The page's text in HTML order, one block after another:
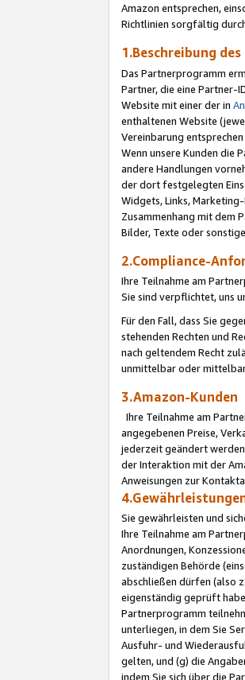
Amazon entsprechen,
Richtlinien sorgfältig
1.Beschreibung
Das Partnerprogramm
Partner, die eine Partner-
Website mit einer der in
enthaltenen Website
Vereinbarung
Wenn unsere Kunden die
andere Handlungen
der dort festgelegten
Widgets, Links,
Zusammenhang mit dem
Bilder, Texte oder
2.Compliance-
Ihre Teilnahme am
Sie sind verpflichtet, uns
Für den Fall, dass Sie
stehenden Rechten und
nach geltendem Recht
unmittelbar oder mittelbar
3.Amazon-Kunden
Ihre Teilnahme am
angegebenen Preise,
jederzeit geändert
der Interaktion mit der
Anweisungen zur
Sie gewährleisten und
Ihre Teilnahme am
Anordnungen,
zuständigen Behörde
abschließen dürfen (also
eigenständig geprüft
Partnerprogramm
unterliegen, in dem Sie
Ausfuhr- und
gelten, und (g) die
indem Sie sich über die